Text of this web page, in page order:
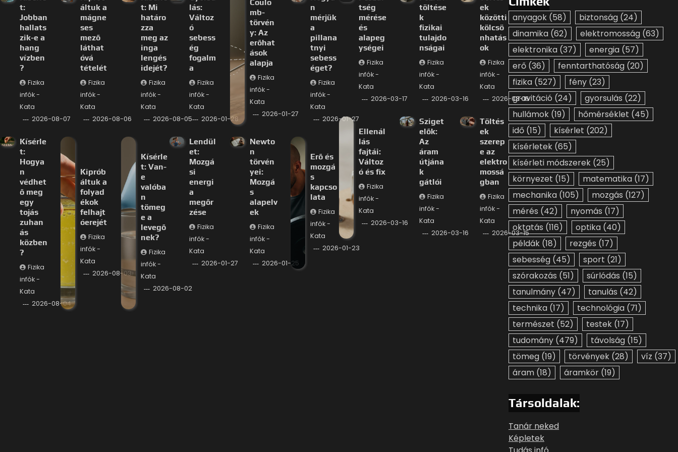
t:
Jobban
hallats
zik-e a
hang
vízben
?
Fizika
infók -
Kata
2026-08-07
áltuk a
mágne
ses
mező
láthat
óvá
tételét
Fizika
infók -
Kata
2026-08-06
t: Mi
határo
zza
meg az
inga
lengés
idejét?
Fizika
infók -
Kata
2026-08-05
Kísérle
t:
Hogya
n
védhet
ő meg
egy
tojás
zuhan
ás
közben
?
Fizika
infók -
Kata
2026-08-04
Kiprób
áltuk a
folyad
ékok
felhajt
óerejét
Fizika
infók -
Kata
2026-08-03
Kísérle
t: Van-
e
valóba
n
tömeg
e a
levegő
nek?
Fizika
infók -
Kata
2026-08-02
lás:
Változ
ó
sebess
ég
fogalm
a
Fizika
infók -
Kata
2026-01-28
Coulo
mb-
törvén
y: Az
erőhat
ások
alapja
Fizika
infók -
Kata
2026-01-27
n
mérjük
a
pillana
tnyi
sebess
éget?
Fizika
infók -
Kata
2026-01-27
Lendül
et:
Mozgá
si
energi
a
megőr
zése
Fizika
infók -
Kata
2026-01-27
Newto
n
törvén
yei:
Mozgá
s
alapelv
ek
Fizika
infók -
Kata
2026-01-25
Erő és
mozgá
s
kapcso
lata
Fizika
infók -
Kata
2026-01-23
tség
mérése
és
alapeg
ységei
Fizika
infók -
Kata
2026-03-17
töltése
k
fizikai
tulajdo
nságai
Fizika
infók -
Kata
2026-03-16
ek
közötti
kölcsö
nhatás
ok
Fizika
infók -
Kata
2026-03-16
Ellenál
lás
fajtái:
Változ
ó és fix
Fizika
infók -
Kata
2026-03-16
Sziget
elők:
Az
áram
útjána
k
gátlói
Fizika
infók -
Kata
2026-03-16
Töltés
ek
szerep
e az
elektro
mossá
gban
Fizika
infók -
Kata
2026-03-15
anyagok (58) biztonság (24)
dinamika (62) elektromosság (63)
elektronika (37) energia (57)
erő (36) fenntarthatóság (20)
fizika (527) fény (23)
gravitáció (24) gyorsulás (22)
hullámok (19) hőmérséklet (45)
idő (15) kísérlet (202)
kísérletek (65)
kísérleti módszerek (25)
környezet (15) matematika (17)
mechanika (105) mozgás (127)
mérés (42) nyomás (17)
oktatás (116) optika (40)
példák (18) rezgés (17)
sebesség (45) sport (21)
szórakozás (51) súrlódás (15)
tanulmány (47) tanulás (42)
technika (17) technológia (71)
természet (52) testek (17)
tudomány (479) távolság (15)
tömeg (19) törvények (28) víz (37)
áram (18) áramkör (19)
Társoldalak:
Tanár neked
Képletek